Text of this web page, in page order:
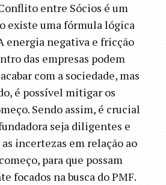
entre Sócios é um
existe uma fórmula lógica
energia negativa e fricção
das empresas podem
com a sociedade, mas
é possível mitigar os
Sendo assim, é crucial
seja diligentes e
incertezas em relação ao
para que possam
focados na busca do PMF.